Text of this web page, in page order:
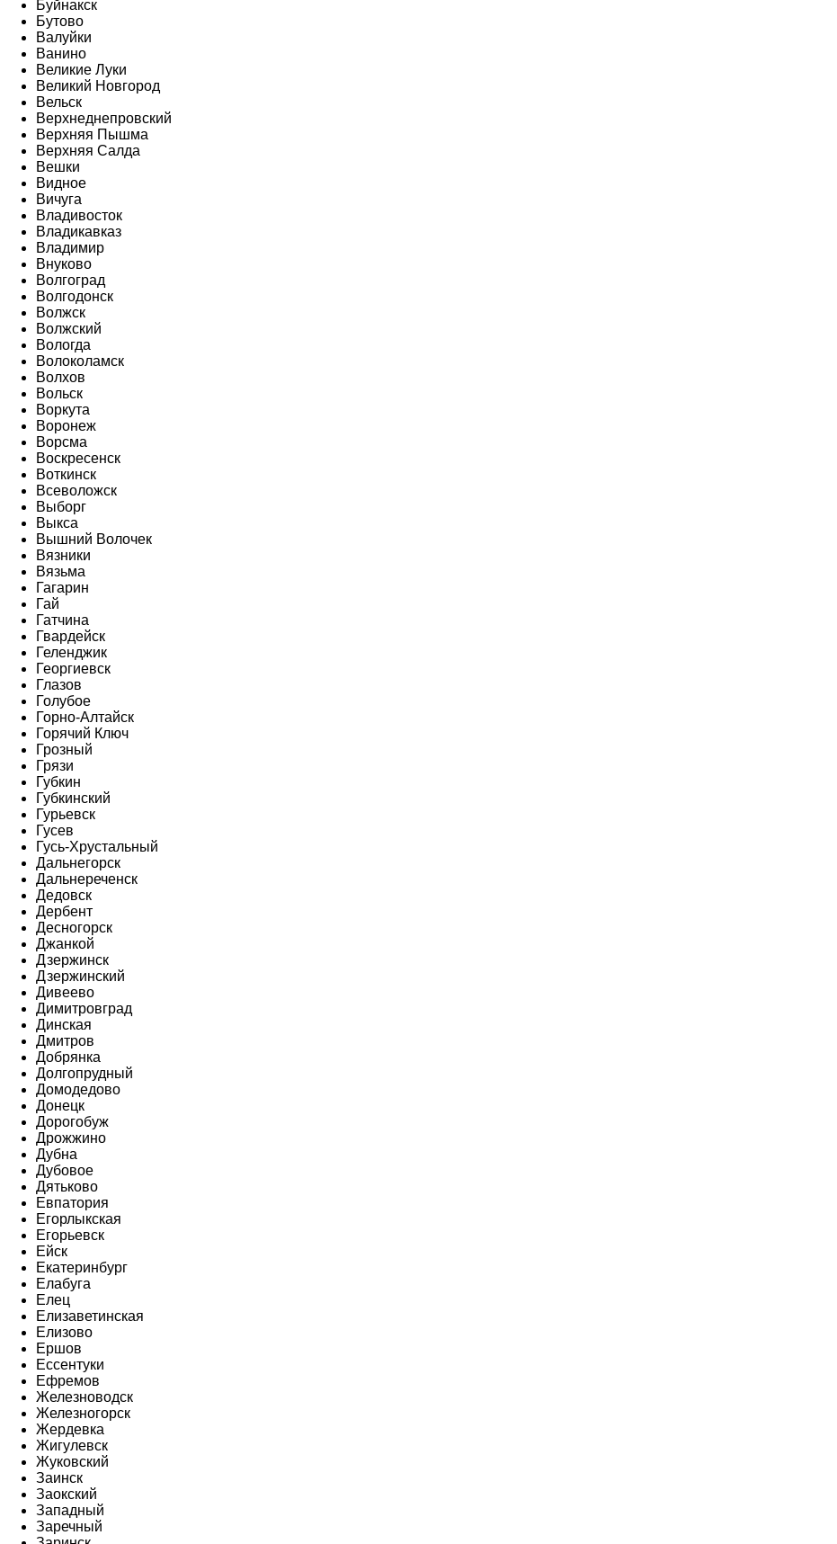
Буйнакск
Бутово
Валуйки
Ванино
Великие Луки
Великий Новгород
Вельск
Верхнеднепровский
Верхняя Пышма
Верхняя Салда
Вешки
Видное
Вичуга
Владивосток
Владикавказ
Владимир
Внуково
Волгоград
Волгодонск
Волжск
Волжский
Вологда
Волоколамск
Волхов
Вольск
Воркута
Воронеж
Ворсма
Воскресенск
Воткинск
Всеволожск
Выборг
Выкса
Вышний Волочек
Вязники
Вязьма
Гагарин
Гай
Гатчина
Гвардейск
Геленджик
Георгиевск
Глазов
Голубое
Горно-Алтайск
Горячий Ключ
Грозный
Грязи
Губкин
Губкинский
Гурьевск
Гусев
Гусь-Хрустальный
Дальнегорск
Дальнереченск
Дедовск
Дербент
Десногорск
Джанкой
Дзержинск
Дзержинский
Дивеево
Димитровград
Динская
Дмитров
Добрянка
Долгопрудный
Домодедово
Донецк
Дорогобуж
Дрожжино
Дубна
Дубовое
Дятьково
Евпатория
Егорлыкская
Егорьевск
Ейск
Екатеринбург
Елабуга
Елец
Елизаветинская
Елизово
Ершов
Ессентуки
Ефремов
Железноводск
Железногорск
Жердевка
Жигулевск
Жуковский
Заинск
Заокский
Западный
Заречный